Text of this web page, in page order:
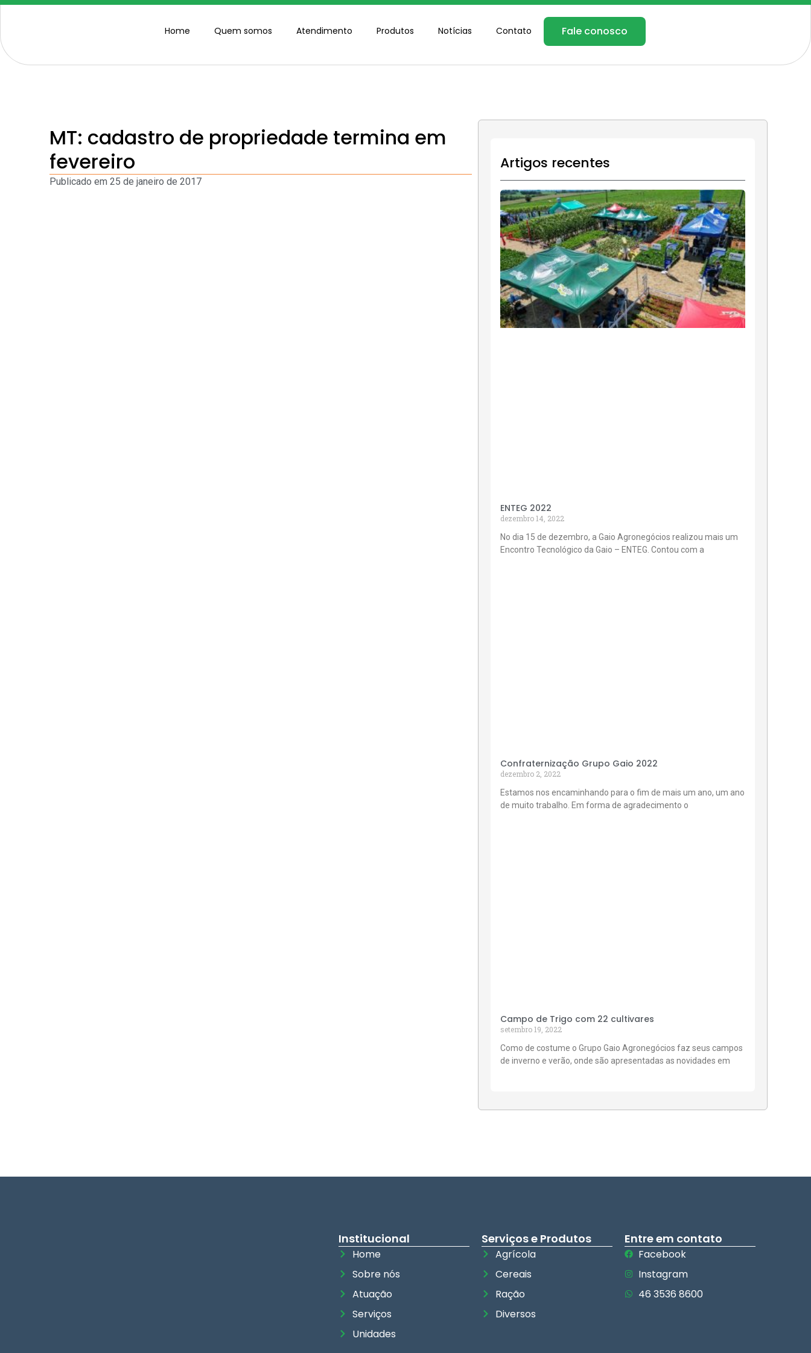
Home Quem somos Atendimento Produtos Notícias Contato Fale conosco
MT: cadastro de propriedade termina em
fevereiro
Publicado em 25 de janeiro de 2017
Artigos recentes
ENTEG 2022
dezembro 14, 2022
No dia 15 de dezembro, a Gaio Agronegócios realizou mais um
Encontro Tecnológico da Gaio – ENTEG. Contou com a
Confraternização Grupo Gaio 2022
dezembro 2, 2022
Estamos nos encaminhando para o fim de mais um ano, um ano
de muito trabalho. Em forma de agradecimento o
Campo de Trigo com 22 cultivares
setembro 19, 2022
Como de costume o Grupo Gaio Agronegócios faz seus campos
de inverno e verão, onde são apresentadas as novidades em
Institucional
Home
Sobre nós
Atuação
Serviços
Unidades
Serviços e Produtos
Agrícola
Cereais
Ração
Diversos
Entre em contato
Facebook
Instagram
46 3536 8600